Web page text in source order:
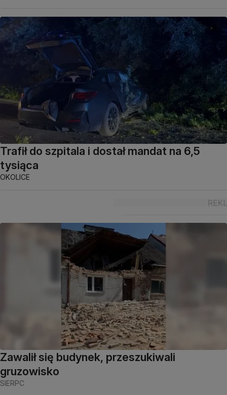
Trafił do szpitala i dostał mandat na 6,5
tysiąca
OKOLICE
Zawalił się budynek, przeszukiwali
gruzowisko
SIERPC